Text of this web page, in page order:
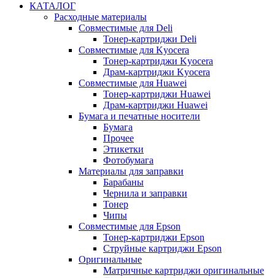
КАТАЛОГ
Расходные материалы
Совместимые для Deli
Тонер-картриджи Deli
Совместимые для Kyocera
Тонер-картриджи Kyocera
Драм-картриджи Kyocera
Совместимые для Huawei
Тонер-картриджи Huawei
Драм-картриджи Huawei
Бумага и печатные носители
Бумага
Прочее
Этикетки
Фотобумага
Материалы для заправки
Барабаны
Чернила и заправки
Тонер
Чипы
Совместимые для Epson
Тонер-картриджи Epson
Струйные картриджи Epson
Оригинальные
Матричные картриджи оригинальные